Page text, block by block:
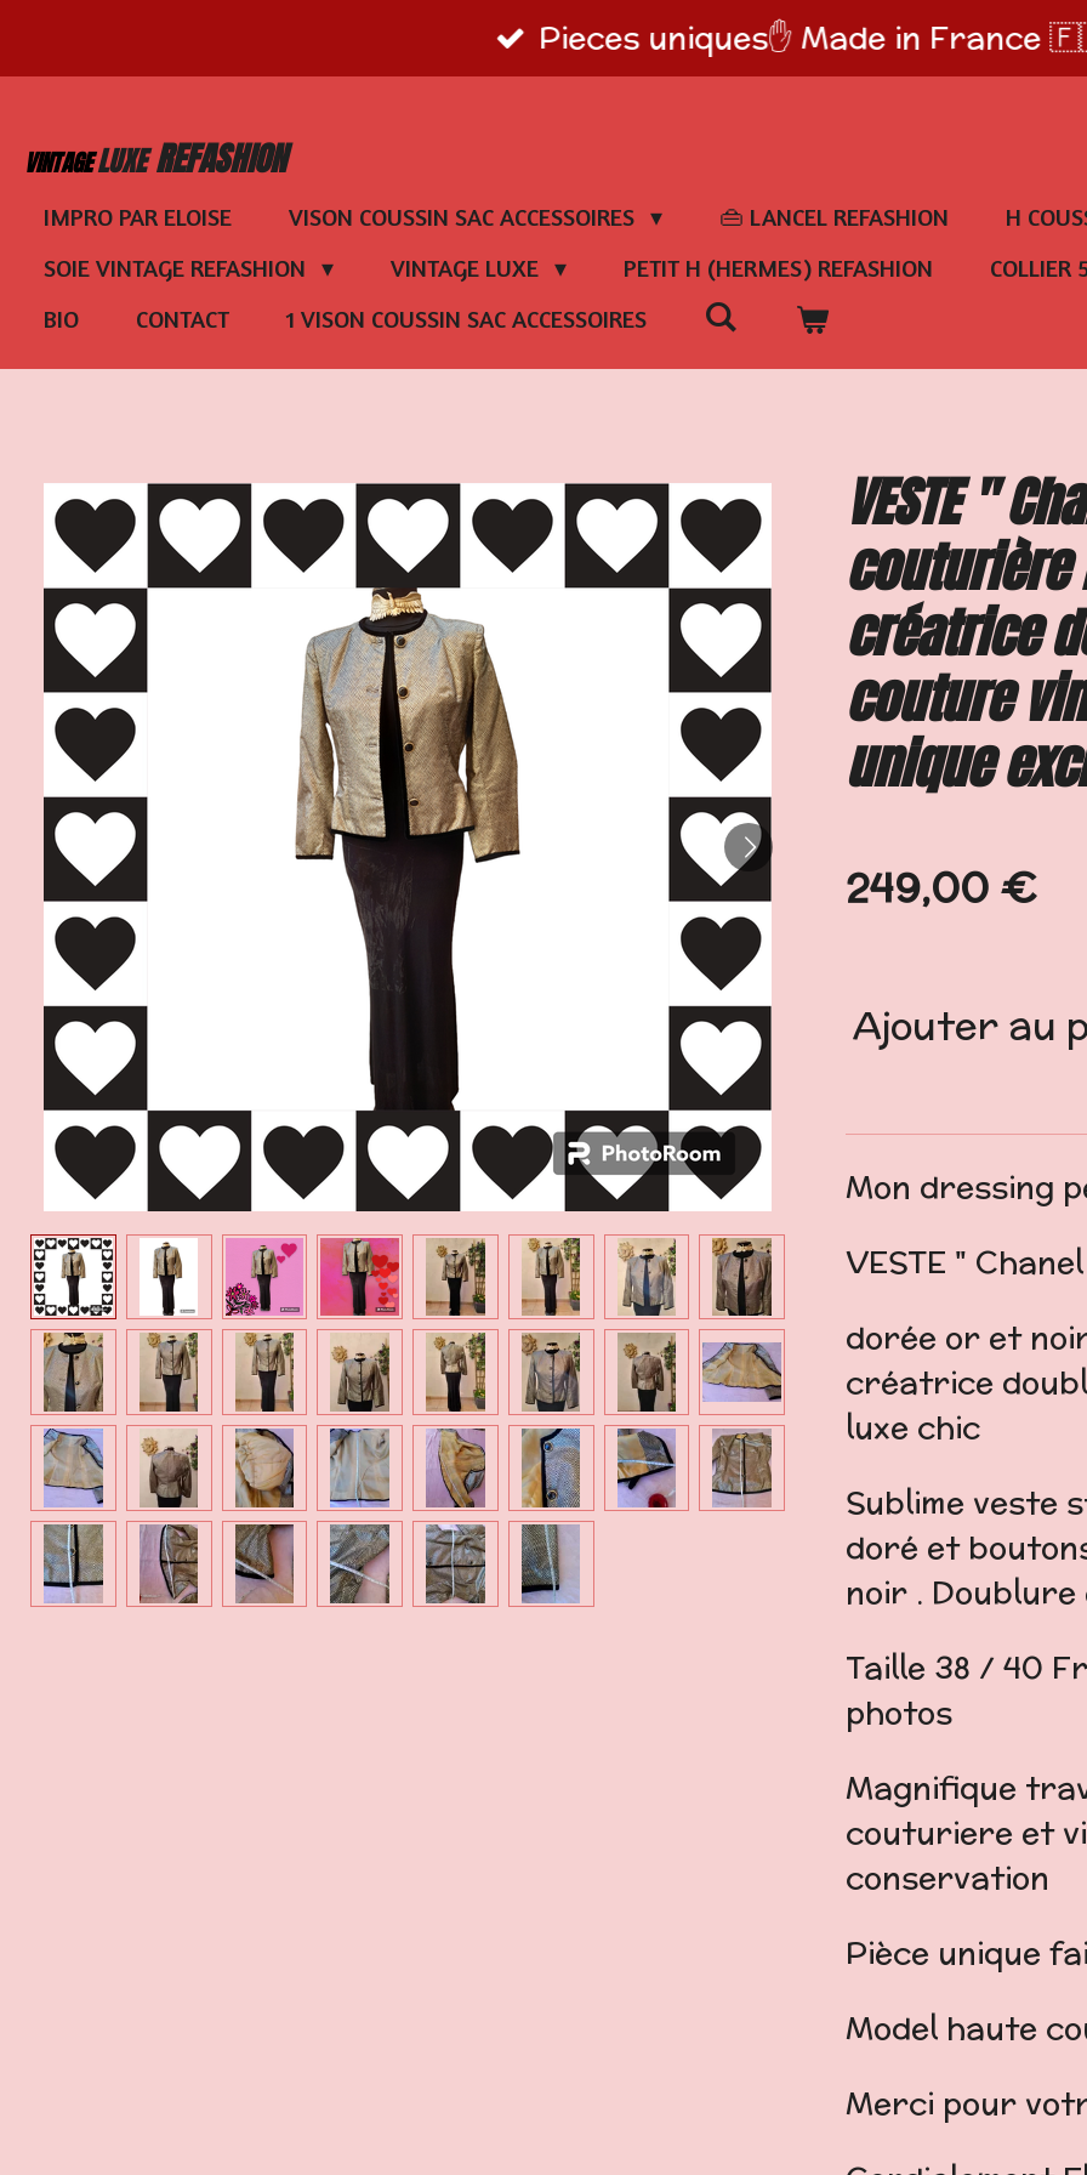
au
principal
Pieces uniques✋️ Made in France
VINTAGELUXE REFASHION
IMPRO PAR ELOISE VISON COUSSIN SAC ACCESSOIRES 👜 LANCEL REFASHION
H
SOIE VINTAGE REFASHION
VINTAGE LUXE PETIT H (HERMES) REFASHION
COLLIER
BIO
CONTACT 1 VISON COUSSIN SAC ACCESSOIRES
VESTE "
créatrice
couture
unique
249,00 €
Ajouter au
Mon dressing
VESTE "
dorée or et
créatrice
luxe chic
Sublime veste
doré et
noir . Doublure
Taille 38 /
photos
Magnifique
couturiere et
conservation
Pièce unique
Model haute
Merci pour